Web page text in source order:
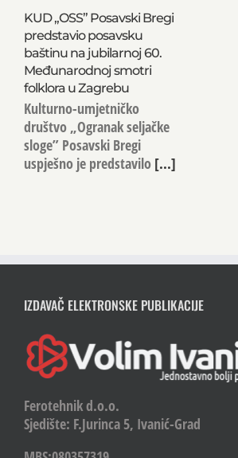
KUD „OSS” Posavski Bregi
predstavio posavsku
baštinu na jubilarnoj 60.
Međunarodnoj smotri
folklora u Zagrebu
Kulturno-umjetničko
društvo „Ogranak seljačke
sloge” Posavski Bregi
uspješno je predstavilo[...]
IZDAVAČ ELEKTRONSKE PUBLIKACIJE
Ferotehnik d.o.o.
Sjedište: F.Jurinca 5, Ivanić-Grad